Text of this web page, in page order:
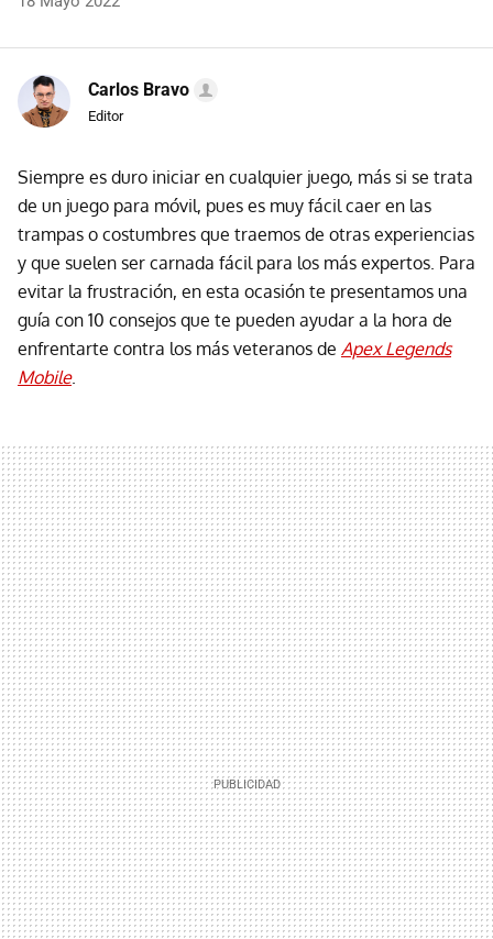
Carlos Bravo
Editor
Siempre es duro iniciar en cualquier juego, más si se trata
de un juego para móvil, pues es muy fácil caer en las
trampas o costumbres que traemos de otras experiencias
y que suelen ser carnada fácil para los más expertos. Para
evitar la frustración, en esta ocasión te presentamos una
guía con 10 consejos que te pueden ayudar a la hora de
enfrentarte contra los más veteranos de Apex Legends
Mobile.